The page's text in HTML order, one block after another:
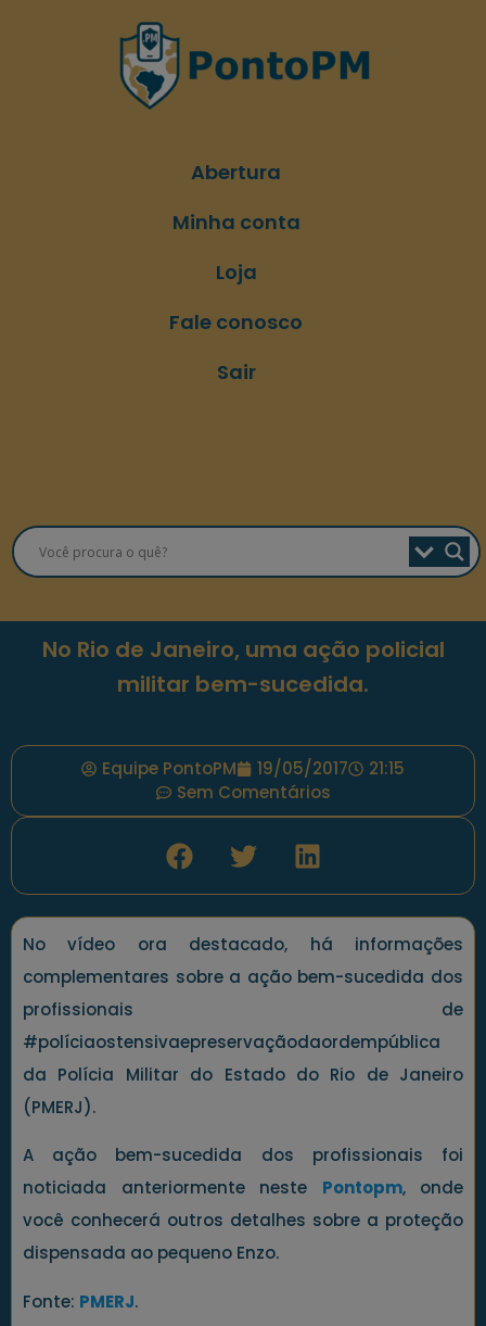
Abertura
Minha conta
Loja
Fale conosco
Sair
No Rio de Janeiro, uma ação policial
militar bem-sucedida.
Equipe PontoPM 19/05/2017
21:15
Sem Comentários
No vídeo ora destacado, há informações
complementares sobre a ação bem-sucedida dos
profissionais de
#políciaostensivaepreservaçãodaordempública
da Polícia Militar do Estado do Rio de Janeiro
(PMERJ).
A ação bem-sucedida dos profissionais foi
noticiada anteriormente neste Pontopm, onde
você conhecerá outros detalhes sobre a proteção
dispensada ao pequeno Enzo.
Fonte: PMERJ.